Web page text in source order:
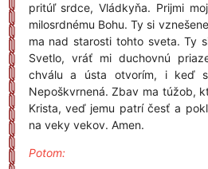
pritúľ srdce, Vládkyňa. Prijmi
milosrdnému Bohu. Ty si
ma nad starosti tohto sveta. Ty
Svetlo, vráť mi duchovnú
chválu a ústa otvorím, i keď
Nepoškvrnená. Zbav ma túžob,
Krista, veď jemu patrí česť a
na veky vekov. Amen.
Potom: